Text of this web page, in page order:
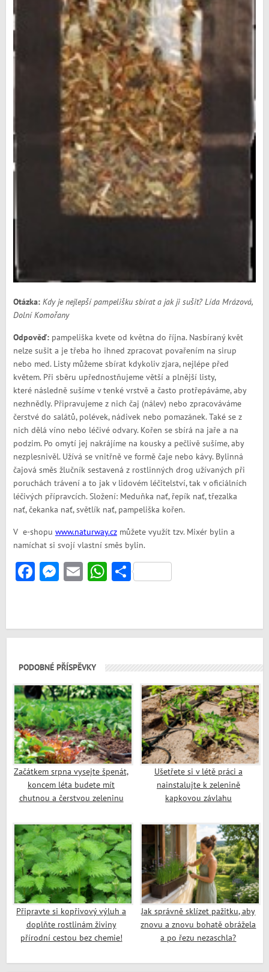
Otázka: Kdy je nejlepší pampelišku sbírat a jak ji sušit? Lída Mrázová,
Dolní Komořany
Odpověď:pampeliška kvete od května do října. Nasbíraný květ
nelze sušit a je třeba ho ihned zpracovat povařením na sirup
nebo med. Listy můžeme sbírat kdykoliv zjara, nejlépe před
květem. Při sběru upřednostňujeme větší a plnější listy,
které následně sušíme v tenké vrstvě a často protřepáváme, aby
nezhnědly. Připravujeme z nich čaj (nálev) nebo zpracováváme
čerstvé do salátů, polévek, nádivek nebo pomazánek. Také se z
nich dělá víno nebo léčivé odvary. Kořen se sbírá na jaře a na
podzim. Po omytí jej nakrájíme na kousky a pečlivě sušíme, aby
nezplesnivěl. Užívá se vnitřně ve formě čaje nebo kávy. Bylinná
čajová směs žlučník sestavená z rostlinných drog užívaných při
poruchách trávení a to jak v lidovém léčitelství, tak v oficiálních
léčivých přípravcích. Složení: Meduňka nať, řepík nať, třezalka
nať, čekanka nať, světlík nať, pampeliška kořen.
V e-shopu www.naturway.czmůžete využít tzv. Mixér bylin a
namíchat si svojí vlastní směs bylin.
Facebook
Messenger
EmailWhatsApp
Share
PODOBNÉ PŘÍSPĚVKY
Začátkem srpna vysejte špenát,
koncem léta budete mít
chutnou a čerstvou zeleninu
Ušetřete si v létě práci a
nainstalujte k zelenině
kapkovou závlahu
Připravte si kopřivový výluh a
doplňte rostlinám živiny
přírodní cestou bez chemie!
Jak správně sklízet pažitku, aby
znovu a znovu bohatě obrážela
a po řezu nezaschla?